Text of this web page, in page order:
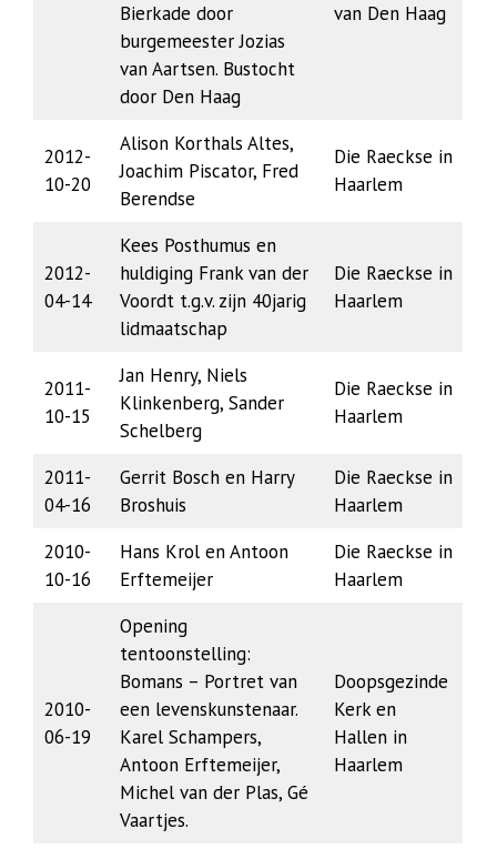
Bierkade door
burgemeester Jozias
van Aartsen. Bustocht
door Den Haag
van Den Haag
2012-
10-20
Alison Korthals Altes,
Joachim Piscator, Fred
Berendse
Die Raeckse in
Haarlem
2012-
04-14
Kees Posthumus en
huldiging Frank van der
Voordt t.g.v. zijn 40jarig
lidmaatschap
Die Raeckse in
Haarlem
2011-
10-15
Jan Henry, Niels
Klinkenberg, Sander
Schelberg
Die Raeckse in
Haarlem
2011-
04-16
Gerrit Bosch en Harry
Broshuis
Die Raeckse in
Haarlem
2010-
10-16
Hans Krol en Antoon
Erftemeijer
Die Raeckse in
Haarlem
2010-
06-19
Opening
tentoonstelling:
Bomans – Portret van
een levenskunstenaar.
Karel Schampers,
Antoon Erftemeijer,
Michel van der Plas, Gé
Vaartjes.
Doopsgezinde
Kerk en
Hallen in
Haarlem